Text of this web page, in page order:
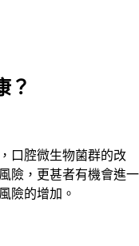
？
口腔微生物菌群的改
險，更甚者有機會進一
險的增加。